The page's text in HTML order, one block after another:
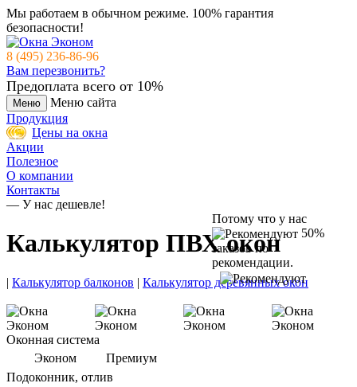
Мы работаем в обычном режиме. 100% гарантия
безопасности!
8 (495) 236-86-96
Вам перезвонить?
Предоплата всего от 10%
Меню
Меню сайта
Продукция
Цены на окна
Акции
Полезное
О компании
Контакты
— У нас дешевле!
Потому что у нас
50%
заказов по
рекомендации.
Калькулятор ПВХ окон
| Калькулятор балконов | Калькулятор деревянных окон
Оконная система
Эконом
Премиум
Подоконник, отлив